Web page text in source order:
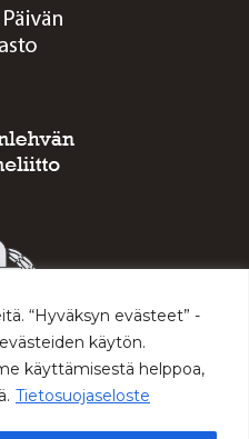
“Hyväksyn evästeet” -
käytön.
käyttämisestä helppoa,
Tietosuojaseloste